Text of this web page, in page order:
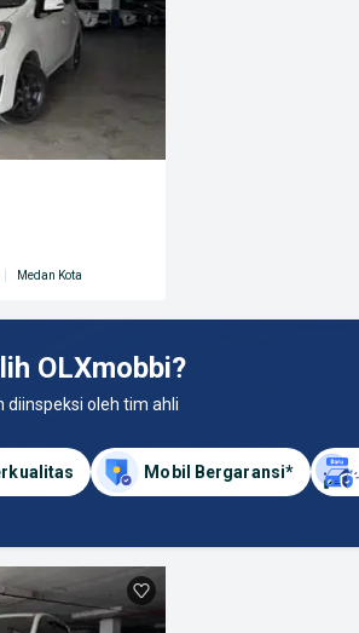
Medan Kota
OLXmobbi?
diinspeksi oleh tim ahli
Mobil Bergaransi*